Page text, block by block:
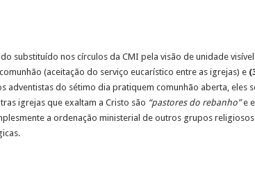
substituído nos círculos da CMI pela visão de unidade
(aceitação do serviço eucarístico entre as igrejas) e
do sétimo dia pratiquem comunhão aberta, eles
igrejas que exaltam a Cristo são “pastores do rebanho”e
a ordenação ministerial de outros grupos